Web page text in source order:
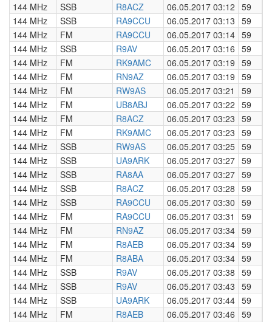
144 MHz
SSB R8ACZ 06.05.2017 03:12 59
144 MHz
SSB RA9CCU 06.05.2017 03:13 59
144 MHz
FM RA9CCU 06.05.2017 03:14 59
144 MHz
SSB R9AV 06.05.2017 03:16 59
144 MHz
FM RK9AMC 06.05.2017 03:19 59
144 MHz
FM RN9AZ 06.05.2017 03:19 59
144 MHz
FM RW9AS 06.05.2017 03:21 59
144 MHz
FM UB8ABJ 06.05.2017 03:22 59
144 MHz
FM R8ACZ 06.05.2017 03:23 59
144 MHz
FM RK9AMC 06.05.2017 03:23 59
144 MHz
SSB RW9AS 06.05.2017 03:25 59
144 MHz
SSB UA9ARK 06.05.2017 03:27 59
144 MHz
SSB RA8AA 06.05.2017 03:27 59
144 MHz
SSB R8ACZ 06.05.2017 03:28 59
144 MHz
SSB RA9CCU 06.05.2017 03:30 59
144 MHz
FM RA9CCU 06.05.2017 03:31 59
144 MHz
FM RN9AZ 06.05.2017 03:34 59
144 MHz
FM R8AEB 06.05.2017 03:34 59
144 MHz
FM R8ABA 06.05.2017 03:34 59
144 MHz
SSB R9AV 06.05.2017 03:38 59
144 MHz
SSB R9AV 06.05.2017 03:43 59
144 MHz
SSB UA9ARK 06.05.2017 03:44 59
144 MHz
FM R8AEB 06.05.2017 03:46 59